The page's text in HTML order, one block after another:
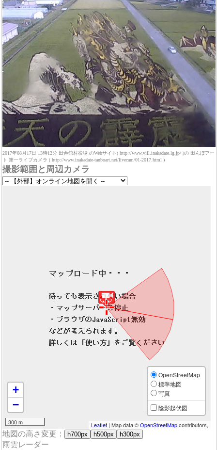
2017年08月17日 13時12分 田舎館村役場 のWebサイト( http://www.vill.inakadate.lg.jp/ )の 田んぼアー
ト 第一ライブカメラ ( http://www.inakadate-tanboart.net/livecam/01-2017.html )
撮影範囲と周辺カメラ
+
−
300 m
OpenStreetMap
標準地図
写真
陰影起伏図
Leaflet | Map data ©OpenStreetMapcontributors,
地図の高さ変更： h700px h500px h300px
雨雲レーダー